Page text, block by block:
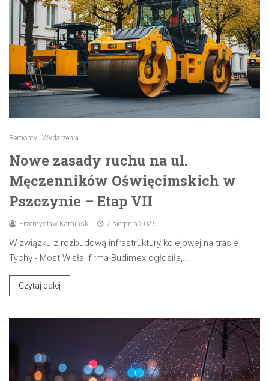
Remonty Wydarzenia
Nowe zasady ruchu na ul.
Męczenników Oświęcimskich w
Pszczynie – Etap VII
Przemysław Kamiński 7 sierpnia 2026
W związku z rozbudową infrastruktury kolejowej na trasie
Tychy - Most Wisła, firma Budimex ogłosiła,…
Czytaj dalej